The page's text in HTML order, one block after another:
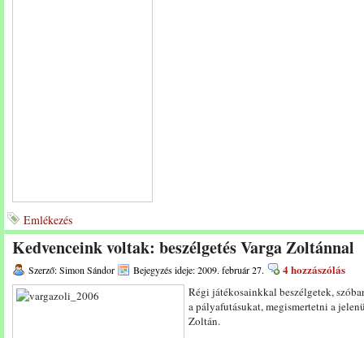
Emlékezés
Kedvenceink voltak: beszélgetés Varga Zoltánnal
Szerző: Simon Sándor Bejegyzés ideje: 2009. február 27. 4 hozzászólás
Régi játékosainkkal beszélgetek,
a pályafutásukat, megismertetni a
Zoltán.